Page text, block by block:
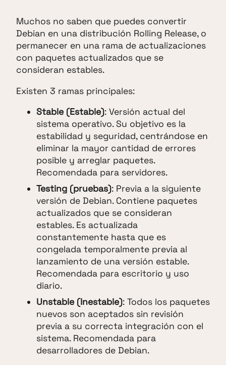
Muchos no saben que puedes convertir
Debian en una distribución Rolling Release, o
permanecer en una rama de actualizaciones
con paquetes actualizados que se
consideran estables.
Existen 3 ramas principales:
Stable (Estable): Versión actual del
sistema operativo. Su objetivo es la
estabilidad y seguridad, centrándose en
eliminar la mayor cantidad de errores
posible y arreglar paquetes.
Recomendada para servidores.
Testing (pruebas): Previa a la siguiente
versión de Debian. Contiene paquetes
actualizados que se consideran
estables. Es actualizada
constantemente hasta que es
congelada temporalmente previa al
lanzamiento de una versión estable.
Recomendada para escritorio y uso
diario.
Unstable (Inestable): Todos los paquetes
nuevos son aceptados sin revisión
previa a su correcta integración con el
sistema. Recomendada para
desarrolladores de Debian.